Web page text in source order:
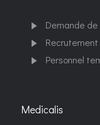
Demande de
Personnel
Medicalis